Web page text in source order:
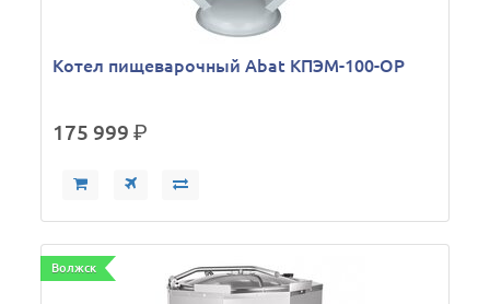
Котел пищеварочный Abat КПЭМ-100-ОР
175 999р.
Волжск